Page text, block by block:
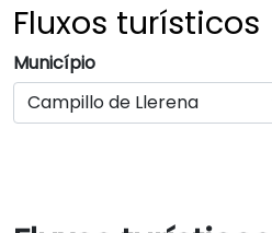
Fluxos turísticos
Município